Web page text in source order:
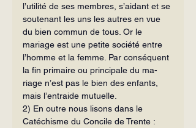
l’utilité de ses membres, s’aidant et se
soutenant les uns les autres en vue
du bien commun de tous. Or le
mariage est une petite société entre
l’homme et la femme. Par conséquent
la fin primaire ou principale du ma­
riage n’est pas le bien des enfants,
mais l’entraide mutuelle.
2) En outre nous lisons dans le
Catéchisme du Concile de Trente :